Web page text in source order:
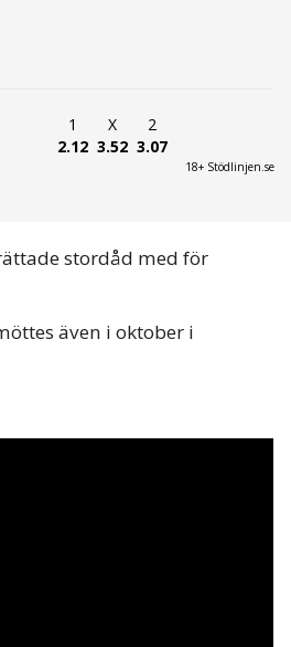
1
2.12
X
3.52
2
3.07
18+ Stödlinjen.se
stordåd med för
även i oktober i